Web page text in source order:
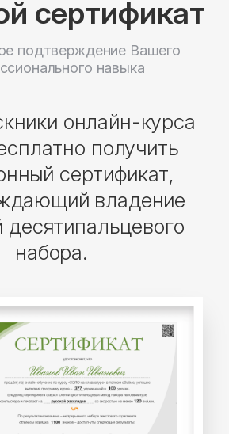
сертификат
подтверждение Вашего
навыка
онлайн-курса
получить
сертификат,
владение
десятипальцевого
набора.